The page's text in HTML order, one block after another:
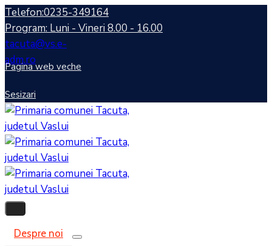
Telefon:0235-349164
Program: Luni - Vineri 8.00 - 16.00
tacuta@vs.e-
adm.ro
Pagina web veche
Sesizari
Despre noi